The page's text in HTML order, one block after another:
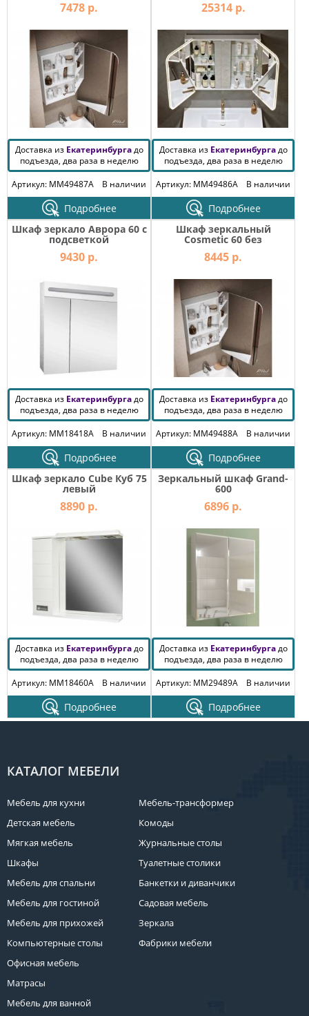
7478 р.
Доставка из Екатеринбургадо
подъезда, два раза в неделю
Артикул: MM49487A
В наличии
Подробнее
25314 р.
Доставка из Екатеринбургадо
подъезда, два раза в неделю
Артикул: MM49486A
В наличии
Подробнее
Шкаф зеркало Аврора 60 с
подсветкой
9430 р.
Доставка из Екатеринбургадо
подъезда, два раза в неделю
Артикул: MM18418A
В наличии
Подробнее
Шкаф зеркальный
Cosmetic 60 без
светильника
8445 р.
Доставка из Екатеринбургадо
подъезда, два раза в неделю
Артикул: MM49488A
В наличии
Подробнее
Шкаф зеркало Cube Куб 75
левый
8890 р.
Доставка из Екатеринбургадо
подъезда, два раза в неделю
Артикул: MM18460A
В наличии
Подробнее
Зеркальный шкаф Grand-
600
6896 р.
Доставка из Екатеринбургадо
подъезда, два раза в неделю
Артикул: MM29489A
В наличии
Подробнее
КАТАЛОГ МЕБЕЛИ
Мебель для кухни
Детская мебель
Мягкая мебель
Шкафы
Мебель для спальни
Мебель для гостиной
Мебель для прихожей
Компьютерные столы
Офисная мебель
Матрасы
Мебель для ванной
Мебель-трансформер
Комоды
Журнальные столы
Туалетные столики
Банкетки и диванчики
Садовая мебель
Зеркала
Фабрики мебели